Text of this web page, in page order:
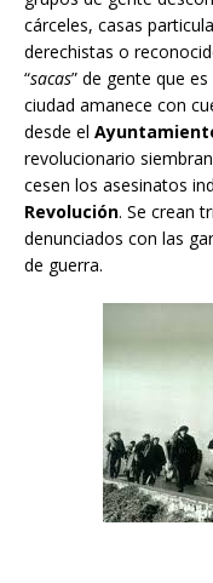
cárceles, casas
derechistas o
“sacas” de gente que
ciudad amanece con
desde el
revolucionario
cesen los asesinatos
Revolución. Se crean
denunciados con las
de guerra.